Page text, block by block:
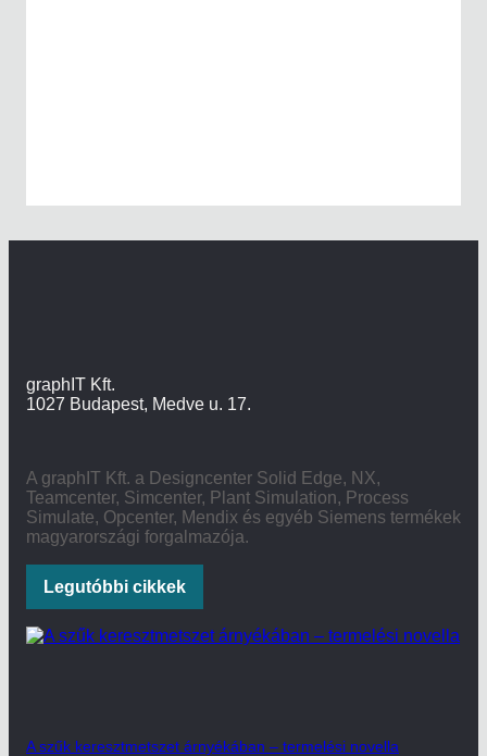
graphIT Kft.
1027 Budapest, Medve u. 17.
A graphIT Kft. a Designcenter Solid Edge, NX,
Teamcenter, Simcenter, Plant Simulation, Process
Simulate, Opcenter, Mendix és egyéb Siemens termékek
magyarországi forgalmazója.
Legutóbbi cikkek
A szűk keresztmetszet árnyékában – termelési novella